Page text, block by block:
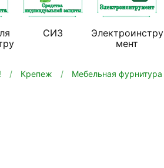
СИЗ
Электроинстру
мент
Крепеж Мебельная фурнитура